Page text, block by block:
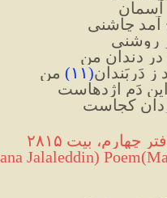
آسمان
آمد چاشنی
روشنی
در دندانِ من
ز دَربَندانِ(۱۱) من
این دَم اژدهاست
کجاست
چهارم، بیت ۲۸۱۵
Jalaleddin)